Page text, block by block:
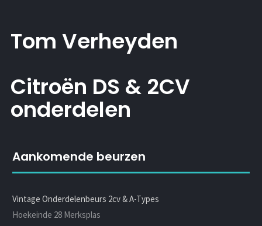
Tom Verheyden
Citroën DS & 2CV
onderdelen
Aankomende beurzen
Vintage Onderdelenbeurs 2cv & A-Types
Hoekeinde 28 Merksplas